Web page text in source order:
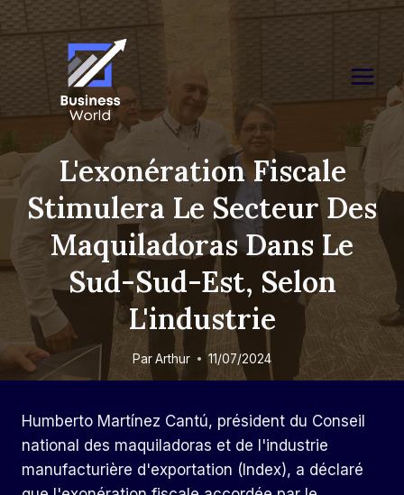
to
content
L'exonération Fiscale
Stimulera Le Secteur Des
Maquiladoras Dans Le
Sud-Sud-Est, Selon
L'industrie
ParArthur 11/07/2024
Humberto Martínez Cantú, président du Conseil
national des maquiladoras et de l'industrie
manufacturière d'exportation (Index), a déclaré